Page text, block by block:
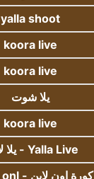
yalla shoot
koora live
koora live
يلا شوت
koora live
Yalla Live - يلا لايف
كورة اون لاين - koora onl